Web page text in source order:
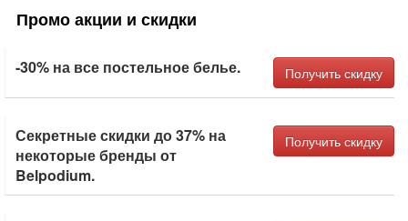
Промо акции и скидки
-30% на все постельное белье. Получить скидку
Секретные скидки до 37% на
некоторые бренды от
Belpodium.
Получить скидку